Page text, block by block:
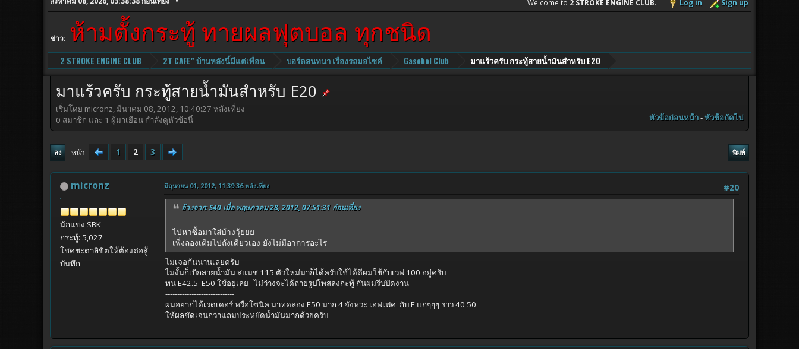
Welcome to 2 STROKE ENGINE CLUB. Log in Sign up
ข่าว: ห้ามตั้งกระทู้ ทายผลฟุตบอล ทุกชนิด
2 STROKE ENGINE CLUB 2T CAFE" บ้านหลังนี้มีแต่เพื่อน บอร์ดสนทนา เรื่องรถมอไซค์ Gasohol Club มาแร้วครับ กระทู้สายน้ำมันสำหรับ E20
มาแร้วครับ กระทู้สายน้ำมันสำหรับ E20
เริ่มโดย micronz, มีนาคม 08, 2012, 10:40:27 หลังเที่ยง
หัวข้อก่อนหน้า-หัวข้อถัดไป
0 สมาชิก และ 1 ผู้มาเยือน กำลังดูหัวข้อนี้
พิมพ์
ลง หน้า 1 2 3
micronz
นักแข่ง SBK
กระทู้: 5,027
โชคชะตาลิขิตให้ต้องต่อสู้
บันทึก
#20
มิถุนายน 01, 2012, 11:39:36 หลังเที่ยง
อ้างจาก: S40 เมื่อ พฤษภาคม 28, 2012, 07:51:31 ก่อนเที่ยง
ไปหาซื้อมาใส่บ้างวุ้ยยย
เพิ่งลองเติมไปถังเดียวเอง ยังไม่มีอาการอะไร
ไม่เจอกันนานเลยครับ
ไม่งั้นก็เบิกสายน้ำมัน สแมช 115 ตัวใหม่มาก็ได้ครับใช้ได้ดีผมใช้กับเวฟ 100 อยู่ครับ
ทน E42.5 E50 ใช้อยู่เลย ไม่ว่างจะได้ถ่ายรูปโพสลงกะทู้ กันผมรีบปิดงาน
-----------------------------
ผมอยากได้เรดเดอร์ หรือโซนิค มาทดลอง E50 มาก 4 จังหวะ เอฟเฟค กับ E แก่ๆๆๆ ราว 40 50
ให้ผลชัดเจนกว่าแถมประหยัดน้ำมันมากด้วยครับ